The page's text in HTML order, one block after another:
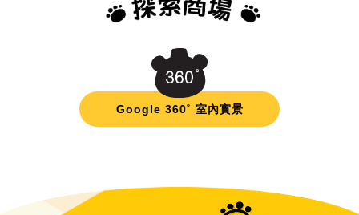
Google 360˚ 室內實景